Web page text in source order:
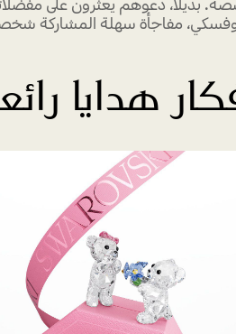
مفاجأة سهلة المشاركة
هدايا